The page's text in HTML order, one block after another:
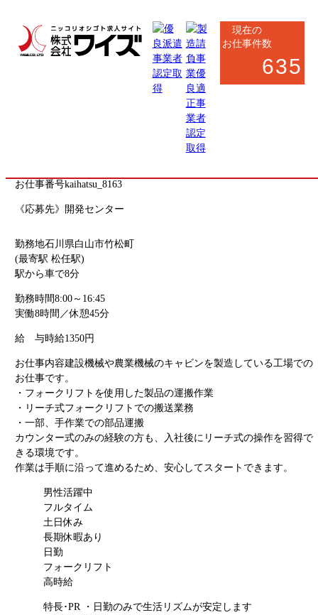
現在の
お仕事件数
635
お仕事番号kaihatsu_8163
《応募先》開発センター
勤務地石川県白山市竹松町
(最寄駅 松任駅)
駅から車で8分
勤務時間8:00～16:45
実働8時間／休憩45分
給 与時給1350円
お仕事内容建設機械や農業機械のキャビンを製造している工場での
お仕事です。
・フォークリフトを使用した製品の運搬作業
・リーチ式フォークリフトでの搬送業務
・一部、手作業での部品運搬
カウンター式のみの経験の方も、入社後にリーチ式の操作を習得で
きる環境です。
作業は手順に沿って進めるため、安心してスタートできます。
男性活躍中
フルタイム
土日休み
長期休暇あり
日勤
フォークリフト
高時給
特長･PR
・日勤のみで生活リズムが安定します